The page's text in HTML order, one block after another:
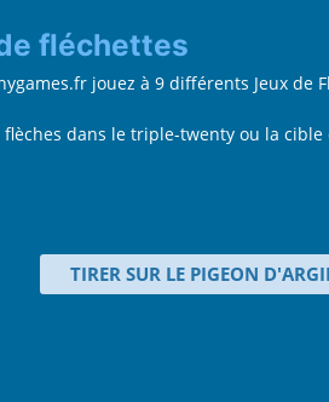
de fléchettes
jouez à 9 différents Jeux de
flèches dans le triple-twenty ou la
TIRER SUR LE PIGEON